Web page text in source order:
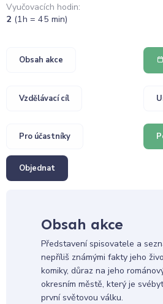
Vyučovacích hodin:
2 (1h = 45 min)
Obsah akce
Vzdělávací cíl
Pro účastníky
Objednat
Obsah akce
Představení spisovatele a
nepříliš známými fakty jeho
komiky, důraz na jeho
okresním městě, který je
první světovou válku.